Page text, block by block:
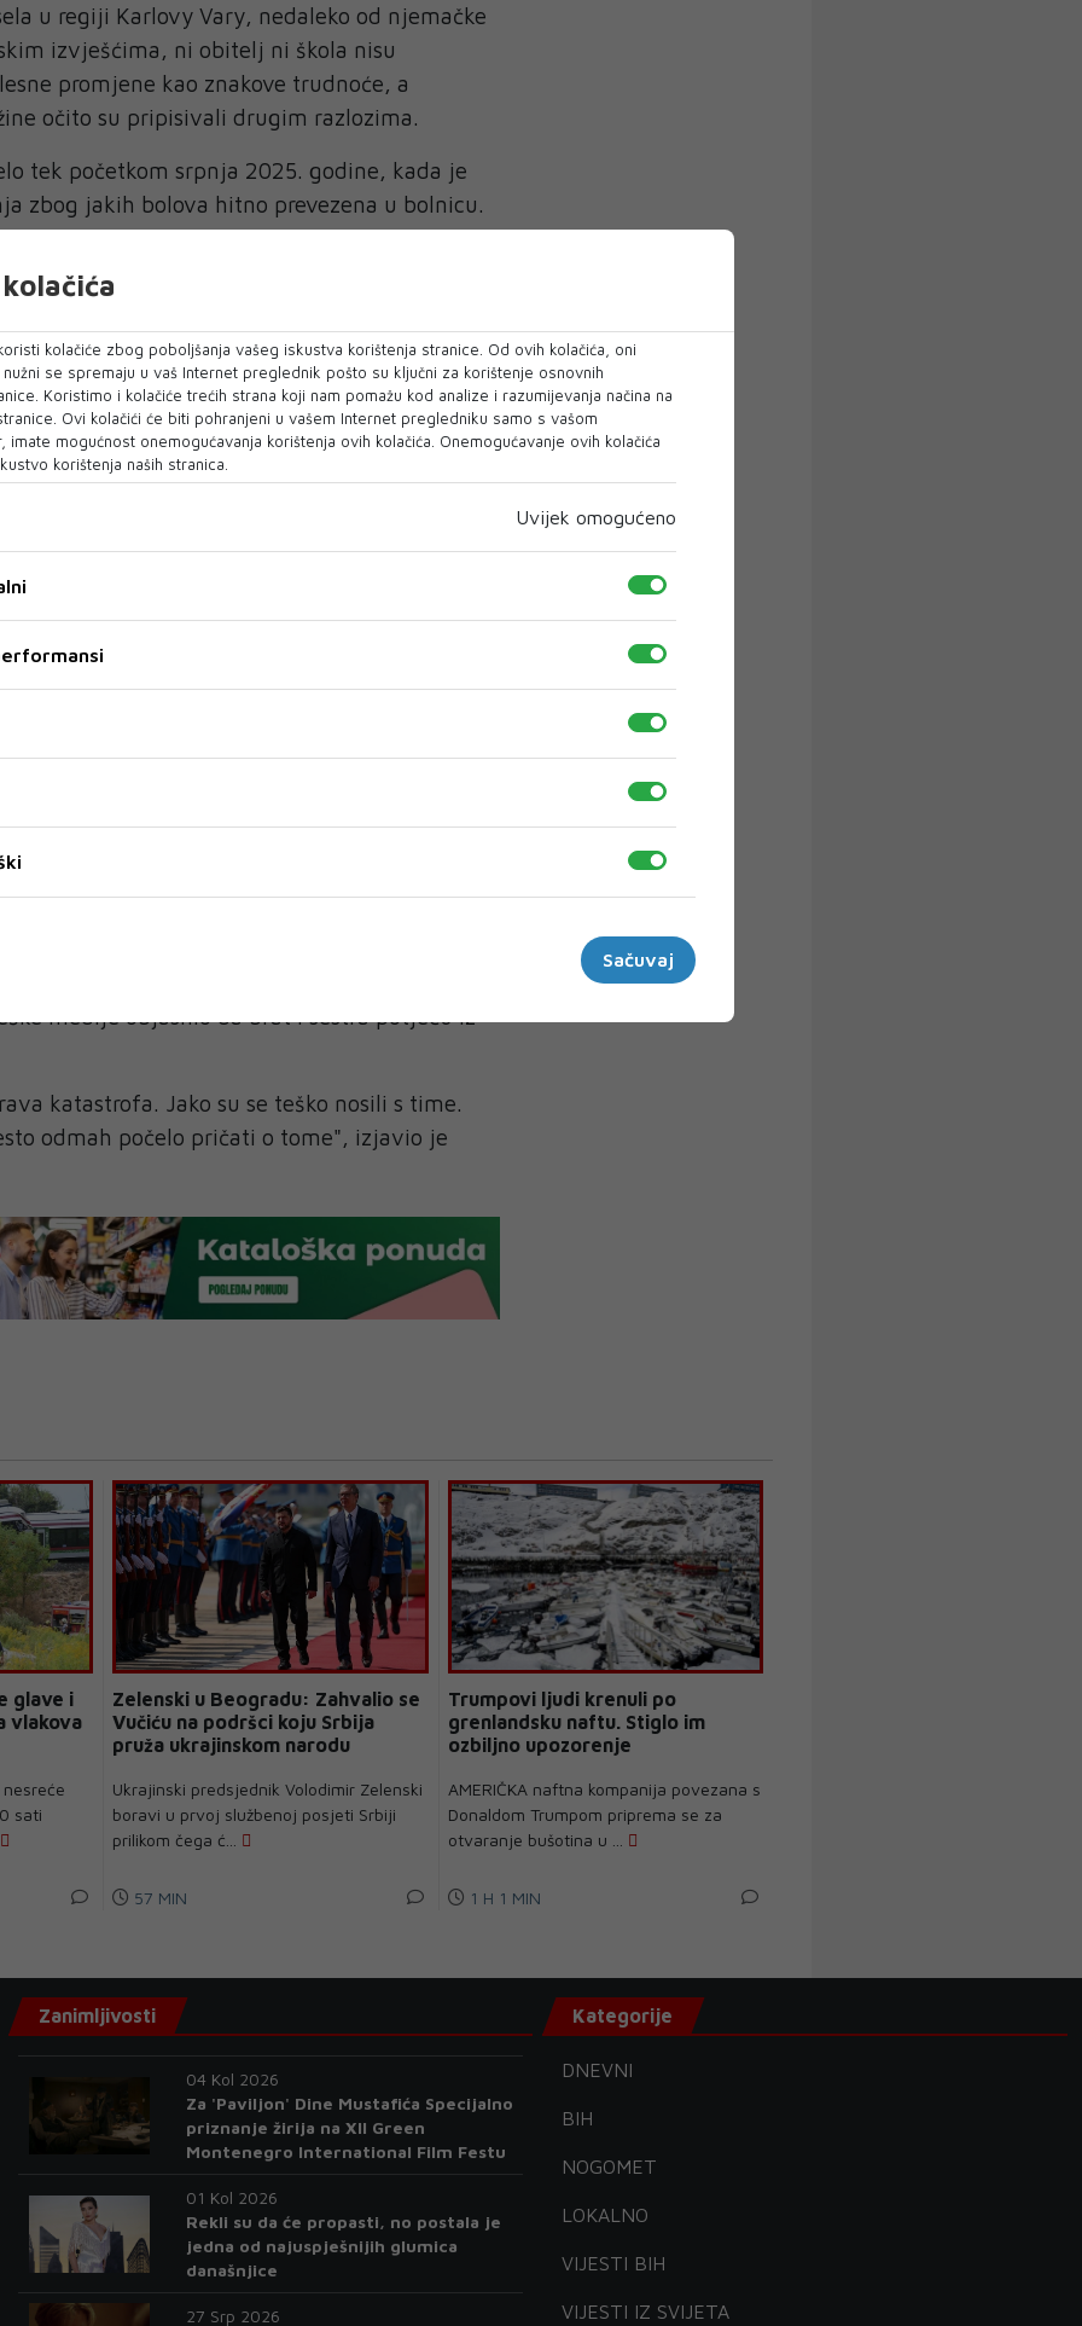
u regiji Karlovy Vary, nedaleko od njemačke
izvješćima, ni obitelj ni škola nisu
promjene kao znakove trudnoće, a
očito su pripisivali drugim razlozima.
tek početkom srpnja 2025. godine, kada je
zbog jakih bolova hitno prevezena u bolnicu.
su bolovi zapravo bili trudovi.
sobi
je istraga kako bi se utvrdile sve okolnosti
predano udomiteljskoj obitelji.
je otkrila da je otac djeteta njezin brat,
u zajedničkoj dječjoj sobi u obiteljskoj
DNK analizu, koja je, prema riječima
mladića.
dospio i na sud. Na Okružnom sudu u
je u dobi od 15 godina više puta dodirivao
se dogodilo u jesen 2024. godine. Državno
je da je mladić osuđen na trogodišnju uvjetnu
mu je obvezna seksualna terapija i isplata
od oko 12.500 eura.
pozornost i u rodnom mjestu obitelji.
medije objasnio da brat i sestra potječu iz
katastrofa. Jako su se teško nosili s time.
odmah počelo pričati o tome", izjavio je
glave i
vlakova
nesreće
sati
Zelenski u Beogradu: Zahvalio se
Vučiću na podršci koju Srbija
pruža ukrajinskom narodu
Ukrajinski predsjednik Volodimir Zelenski
boravi u prvoj službenoj posjeti Srbiji
prilikom čega ć...
57 MIN
Trumpovi ljudi krenuli po
grenlandsku naftu. Stiglo im
ozbiljno upozorenje
AMERIČKA naftna kompanija povezana s
Donaldom Trumpom priprema se za
otvaranje bušotina u ...
1 H 1 MIN
kolačiće zbog poboljšanja vašeg iskustva korištenja stranice. Od ovih kolačića, oni
se spremaju u vaš Internet preglednik pošto su ključni za korištenje osnovnih
Koristimo i kolačiće trećih strana koji nam pomažu kod analize i razumijevanja načina na
Ovi kolačići će biti pohranjeni u vašem Internet pregledniku samo s vašom
imate mogućnost onemogućavanja korištenja ovih kolačića. Onemogućavanje ovih kolačića
korištenja naših stranica.
Uvijek omogućeno
Sačuvaj
Zanimljivosti
04 Kol 2026
Za 'Paviljon' Dine Mustafića Specijalno
priznanje žirija na XII Green
Montenegro International Film Festu
01 Kol 2026
Rekli su da će propasti, no postala je
jedna od najuspješnijih glumica
današnjice
27 Srp 2026
Kategorije
DNEVNI
BIH
NOGOMET
LOKALNO
VIJESTI BIH
VIJESTI IZ SVIJETA